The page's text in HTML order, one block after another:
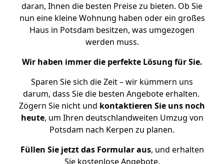
daran, Ihnen die besten Preise zu bieten. Ob Sie
nun eine kleine Wohnung haben oder ein großes
Haus in Potsdam besitzen, was umgezogen
werden muss.
Wir haben immer die perfekte Lösung für Sie.
Sparen Sie sich die Zeit – wir kümmern uns
darum, dass Sie die besten Angebote erhalten.
Zögern Sie nicht und kontaktieren Sie uns noch
heute, um Ihren deutschlandweiten Umzug von
Potsdam nach Kerpen zu planen.
Füllen Sie jetzt das Formular aus, und erhalten
Sie kostenlose Angebote.